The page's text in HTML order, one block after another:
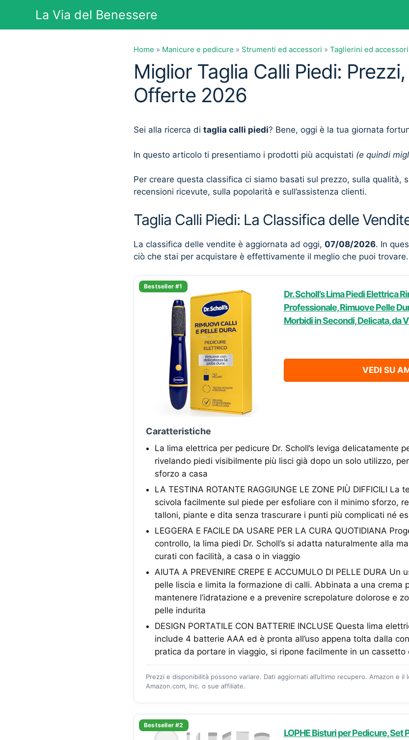
contenuto
La Via del Benessere
Home » Manicure e pedicure » Strumenti ed accessori » Taglierini ed accessori
Miglior Taglia Calli Piedi:
Offerte 2026
Sei alla ricerca di taglia calli piedi? Bene, oggi è la tua giornata
In questo articolo ti presentiamo i prodotti più acquistati (e quindi
Per creare questa classifica ci siamo basati sul prezzo, sulla qualità,
recensioni ricevute, sulla popolarità e sull’assistenza clienti.
Taglia Calli Piedi: La Classifica delle
La classifica delle vendite è aggiornata ad oggi, 07/08/2026. In
ciò che stai per acquistare è effettivamente il meglio che puoi trovare.
Bestseller #1
Dr. Scholl’s Lima Piedi Elettrica
Professionale, Rimuove Pelle
Morbidi in Secondi, Delicata, da
VEDI SU
Caratteristiche
La lima elettrica per pedicure Dr. Scholl’s leviga delicatamente
rivelando piedi visibilmente più lisci già dopo un solo utilizzo,
sforzo a casa
LA TESTINA ROTANTE RAGGIUNGE LE ZONE PIÙ DIFFICILI
scivola facilmente sul piede per esfoliare con il minimo sforzo,
talloni, piante e dita senza trascurare i punti più complicati né
LEGGERA E FACILE DA USARE PER LA CURA QUOTIDIANA
controllo, la lima piedi Dr. Scholl’s si adatta naturalmente alla
curati con facilità, a casa o in viaggio
AIUTA A PREVENIRE CREPE E ACCUMULO DI PELLE DURA
pelle liscia e limita la formazione di calli. Abbinata a una crema
mantenere l’idratazione e a prevenire screpolature dolorose e
pelle indurita
DESIGN PORTATILE CON BATTERIE INCLUSE Questa lima
include 4 batterie AAA ed è pronta all’uso appena tolta dalla
pratica da portare in viaggio, si ripone facilmente in un cassetto
Prezzi e disponibilità possono variare. Dati aggiornati all’ultimo recupero. Amazon e il
Amazon.com, Inc. o sue affiliate.
Bestseller #2
LOPHE Bisturi per Pedicure,